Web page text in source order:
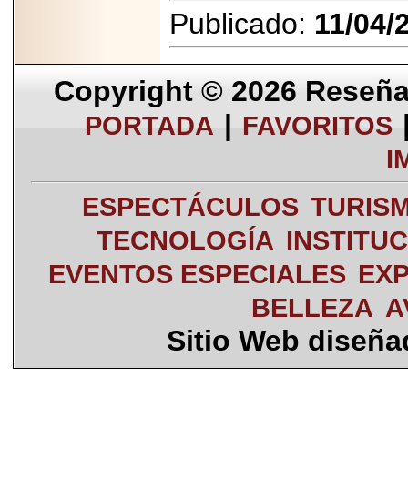
Publicado: 11/04/
Copyright © 2026
PORTADA | FAVORITOS
ESPECTÁCULOS
TECNOLOGÍA
EVENTOS ESPECIALES
BELLEZA
Sitio Web